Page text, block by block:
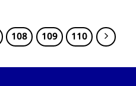
108 109 110